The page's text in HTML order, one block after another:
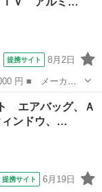
提携サイト 8月2日
ニスモ Ｓチャ
ミホイール オ
エアバッグ、Ａ
ィンドウ、…
提携サイト 6月19日